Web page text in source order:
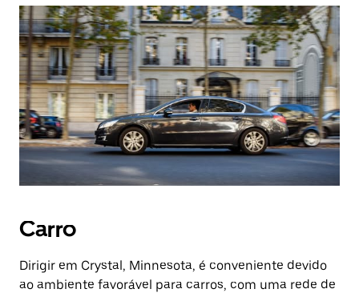
Carro
Dirigir em Crystal, Minnesota, é conveniente devido
ao ambiente favorável para carros, com uma rede de